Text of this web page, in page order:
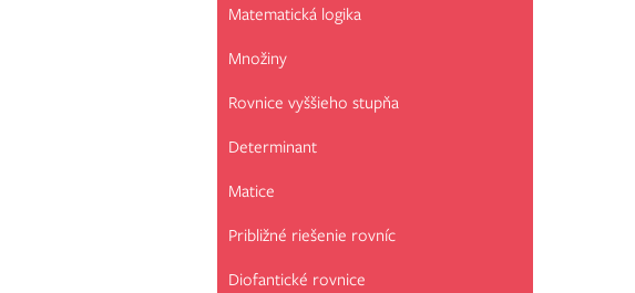
Matematická logika
Množiny
Rovnice vyššieho stupňa
Determinant
Matice
Približné riešenie rovníc
Diofantické rovnice